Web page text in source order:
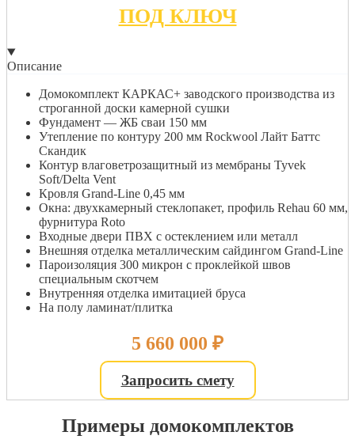
ПОД КЛЮЧ
Описание
Домокомплект КАРКАС+ заводского производства из
строганной доски камерной сушки
Фундамент — ЖБ сваи 150 мм
Утепление по контуру 200 мм Rockwool Лайт Баттс
Скандик
Контур влаговетрозащитный из мембраны Tyvek
Soft/Delta Vent
Кровля Grand-Line 0,45 мм
Окна: двухкамерный стеклопакет, профиль Rehau 60 мм,
фурнитура Roto
Входные двери ПВХ с остеклением или металл
Внешняя отделка металлическим сайдингом Grand-Line
Пароизоляция 300 микрон с проклейкой швов
специальным скотчем
Внутренняя отделка имитацией бруса
На полу ламинат/плитка
5 660 000 ₽
Запросить смету
Примеры домокомплектов